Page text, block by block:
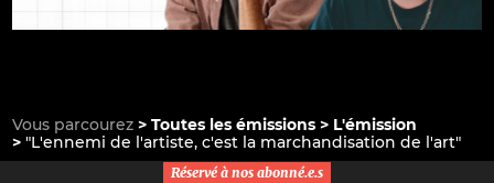
Vous parcourez Toutes les émissions
L'émission
"L'ennemi de l'artiste, c'est la marchandisation de l'art"
Réservé à nos abonné.e.s